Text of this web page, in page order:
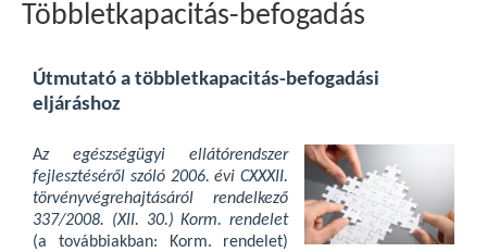
Többletkapacitás-befogadás
Útmutató a többletkapacitás-befogadási
eljáráshoz
Az egészségügyi ellátórendszer
fejlesztéséről szóló 2006. évi CXXXII.
törvényvégrehajtásáról rendelkező
337/2008. (XII. 30.) Korm. rendelet
(a továbbiakban: Korm. rendelet)